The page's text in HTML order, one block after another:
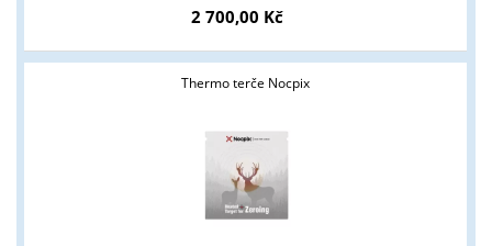
2 700,00 Kč
Thermo terče Nocpix